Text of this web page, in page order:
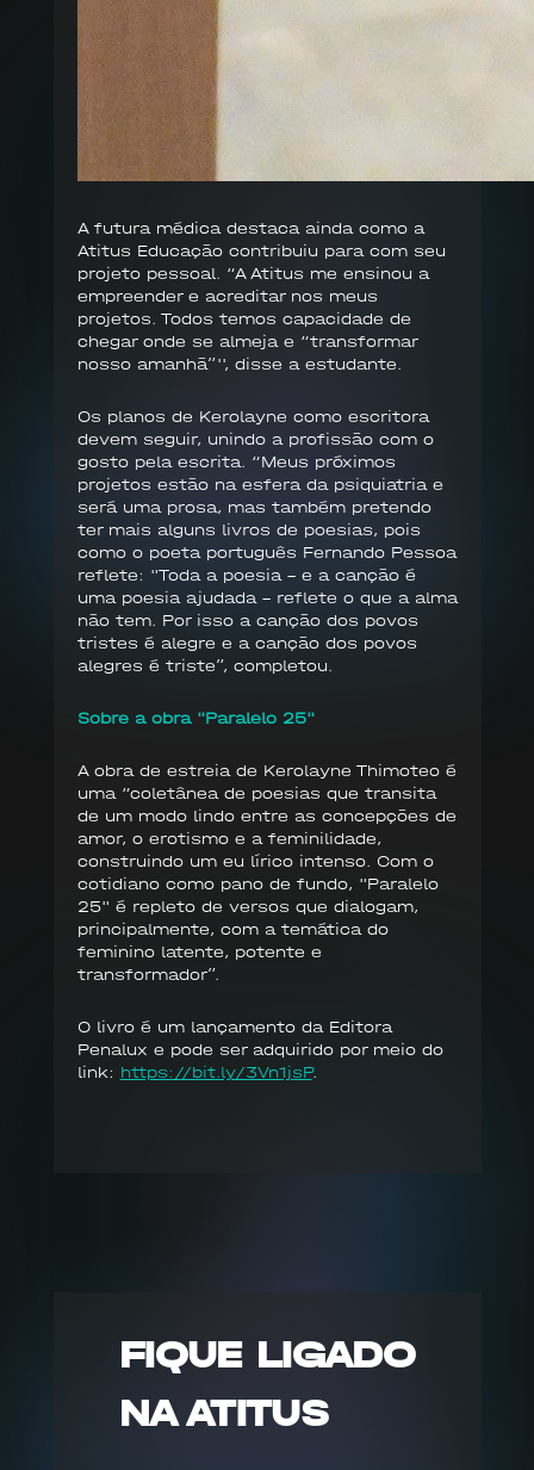
A futura médica destaca ainda como a
Atitus Educação contribuiu para com seu
projeto pessoal. “A Atitus me ensinou a
empreender e acreditar nos meus
projetos. Todos temos capacidade de
chegar onde se almeja e “transformar
nosso amanhã”'', disse a estudante.
Os planos de Kerolayne como escritora
devem seguir, unindo a profissão com o
gosto pela escrita. “Meus próximos
projetos estão na esfera da psiquiatria e
será uma prosa, mas também pretendo
ter mais alguns livros de poesias, pois
como o poeta português Fernando Pessoa
reflete: "Toda a poesia - e a canção é
uma poesia ajudada - reflete o que a alma
não tem. Por isso a canção dos povos
tristes é alegre e a canção dos povos
alegres é triste”, completou.
Sobre a obra "Paralelo 25"
A obra de estreia de Kerolayne Thimoteo é
uma “coletânea de poesias que transita
de um modo lindo entre as concepções de
amor, o erotismo e a feminilidade,
construindo um eu lírico intenso. Com o
cotidiano como pano de fundo, "Paralelo
25" é repleto de versos que dialogam,
principalmente, com a temática do
feminino latente, potente e
transformador”.
O livro é um lançamento da Editora
Penalux e pode ser adquirido por meio do
link: https://bit.ly/3Vn1jsP.
FIQUE LIGADO
NA ATITUS